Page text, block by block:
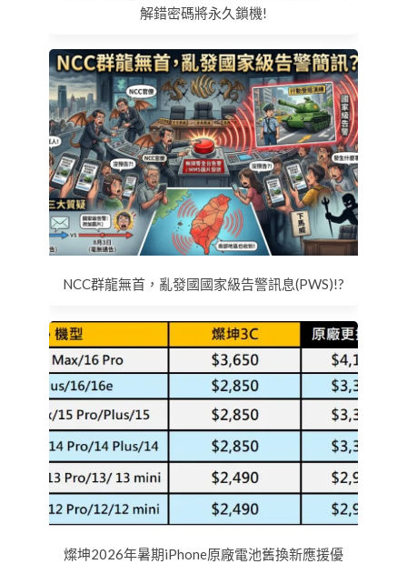
解錯密碼將永久鎖機!
NCC群龍無首，亂發國國家級告警訊息(PWS)!?
燦坤2026年暑期iPhone原廠電池舊換新應援優